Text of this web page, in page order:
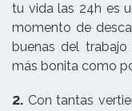
tu vida las 24h es
momento de
buenas del
más bonita como
2. Con tantas